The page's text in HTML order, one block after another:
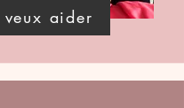
veux aider